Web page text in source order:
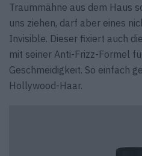
Traummähne aus dem Haus
uns ziehen, darf aber eines
Invisible. Dieser fixiert auch
mit seiner Anti-Frizz-Formel
Geschmeidigkeit. So einfach
Hollywood-Haar.